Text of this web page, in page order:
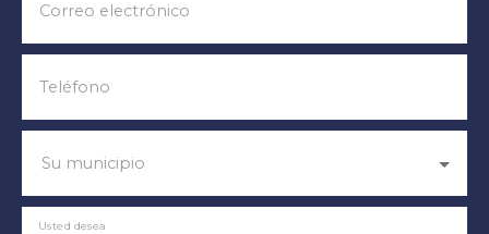
Correo electrónico
Teléfono
Su municipio
Usted desea